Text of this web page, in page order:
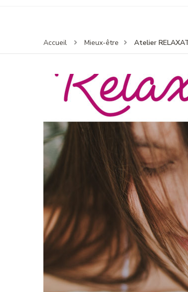
Accueil Mieux-être Atelier